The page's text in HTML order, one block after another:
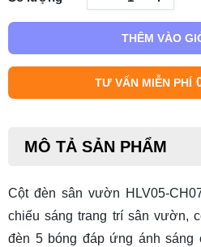
THÊM VÀO
TƯ VẤN MIỄN PHÍ
MÔ TẢ SẢN PHẨM
Cột đèn sân vườn HLV05-
chiếu sáng trang trí sân vườn,
đèn 5 bóng đáp ứng ánh sáng